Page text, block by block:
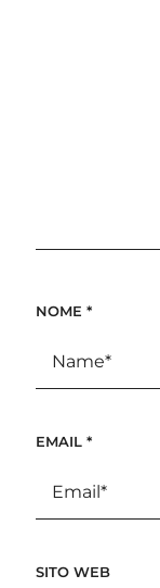
NOME *
EMAIL *
SITO WEB